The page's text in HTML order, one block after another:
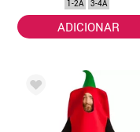
1-2A 3-4A
ADICIONAR